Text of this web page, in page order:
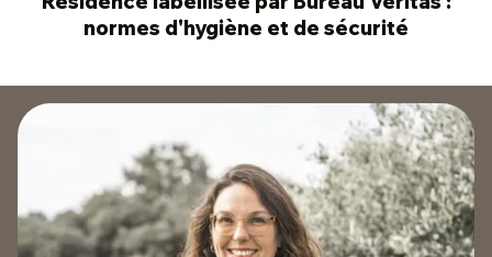
normes d'hygiène et de sécurité